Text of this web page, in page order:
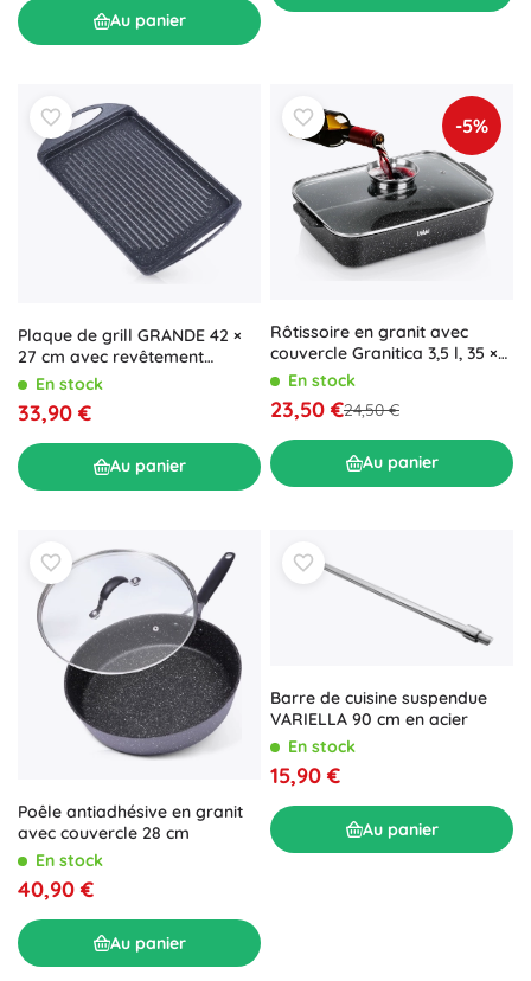
Au panier
Plaque de grill GRANDE 42 ×
27 cm avec revêtement
antiadhésif en granit
En stock
33,90 €
Au panier
-5%
Rôtissoire en granit avec
couvercle Granitica 3,5 l, 35 ×
23 × 12 cm
En stock
23,50 €24,50 €
Au panier
Poêle antiadhésive en granit
avec couvercle 28 cm
En stock
40,90 €
Au panier
Barre de cuisine suspendue
VARIELLA 90 cm en acier
En stock
15,90 €
Au panier